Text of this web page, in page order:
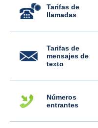
Tarifas de
llamadas
Tarifas de
mensajes de
texto
Números
entrantes